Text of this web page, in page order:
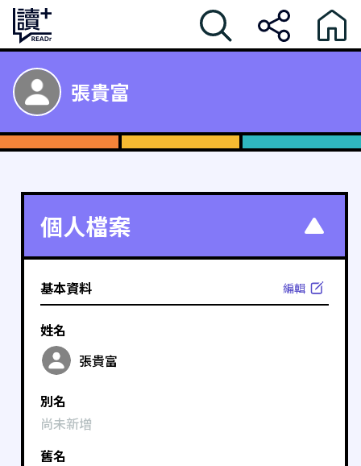
張貴富
個人檔案
基本資料 編輯
姓名
張貴富
別名
尚未新增
舊名